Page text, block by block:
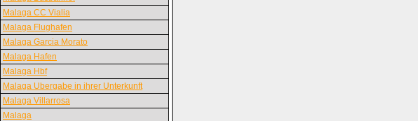
Malaga CC Vialia
Malaga Flughafen
Malaga Garcia Morato
Malaga Hafen
Malaga Hbf
Malaga Ubergabe in ihrer Unterkunft
Malaga Villarrosa
Malaga